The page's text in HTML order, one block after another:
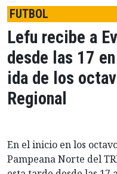
FUTBOL
Lefu recibe a
desde las 17
ida de los
Regional
En el inicio en los
Pampeana Norte del